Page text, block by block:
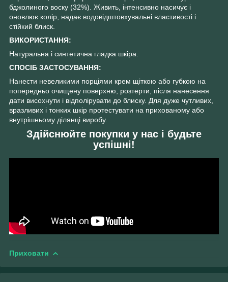
бджолиного воску (32%). Живить, інтенсивно насичує і
оновлює колір, надає водовідштовхувальні властивості і
стійкий блиск.
ВИКОРИСТАННЯ:
Натуральна і синтетична гладка шкіра.
СПОСІБ ЗАСТОСУВАННЯ:
Нанести невеликими порціями крем щіткою або губкою на
попередньо очищену поверхню, розтерти, після нанесення
дати висохнути і відполірувати до блиску. Для дуже чутливих,
вразливих і тонких шкір протестувати на прихованому або
внутрішньому ділянці виробу.
Здійснюйте покупки у нас і будьте
успішні!
Приховати